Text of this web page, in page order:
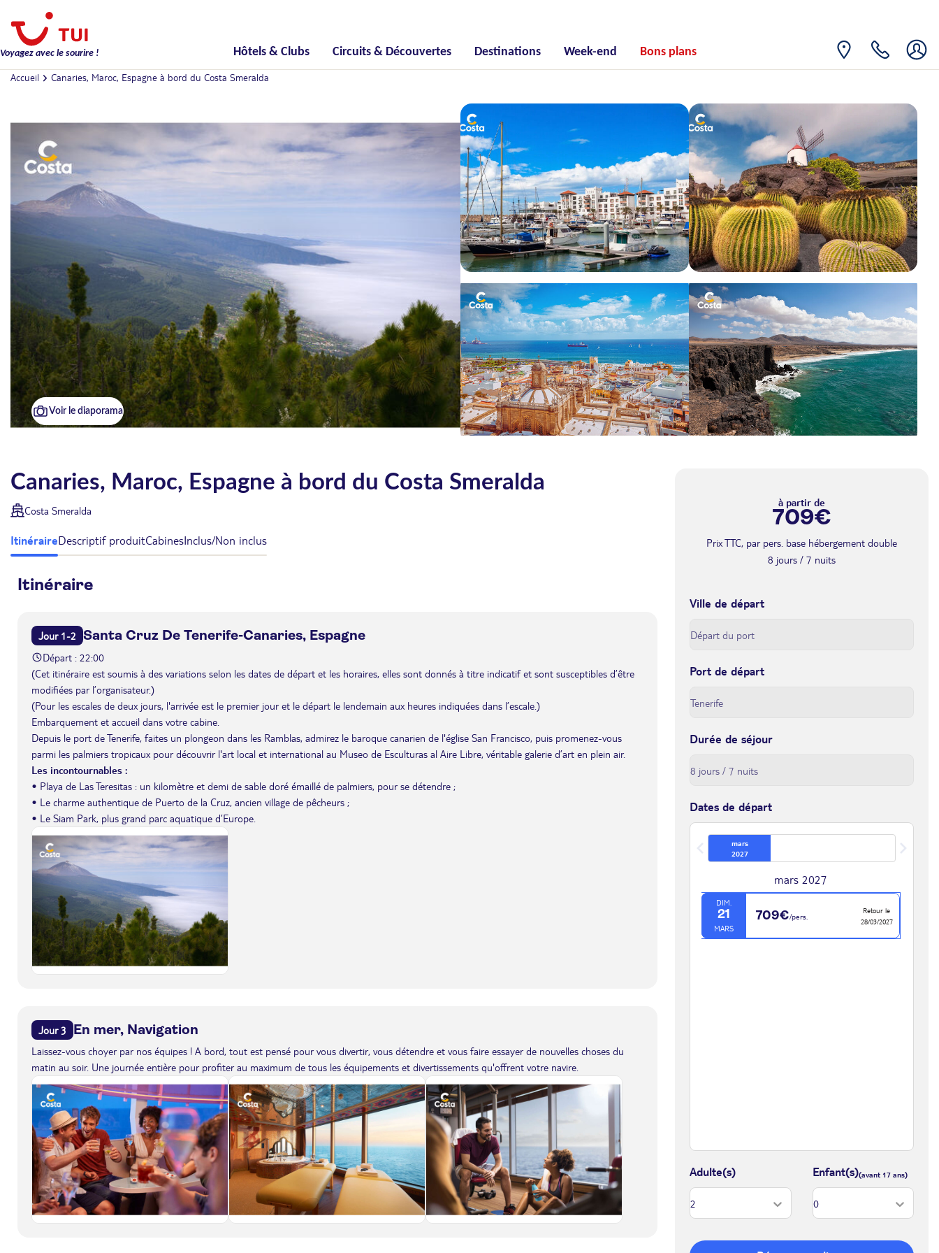
Voyagez avec le sourire ! Hôtels & Clubs Circuits & Découvertes Destinations Week-end Bons plans
Accueil Canaries, Maroc, Espagne à bord du Costa Smeralda
Voir le diaporama
Canaries, Maroc, Espagne à bord du Costa Smeralda
Costa Smeralda
ItinéraireDescriptif produitCabinesInclus/Non inclus
Itinéraire
Jour 1-2 Santa Cruz De Tenerife-Canaries, Espagne
Départ : 22:00
(Cet itinéraire est soumis à des variations selon les dates de départ et les horaires, elles sont donnés à titre indicatif et sont susceptibles d’être
modifiées par l’organisateur.)
(Pour les escales de deux jours, l'arrivée est le premier jour et le départ le lendemain aux heures indiquées dans l’escale.)
Embarquement et accueil dans votre cabine.
Depuis le port de Tenerife, faites un plongeon dans les Ramblas, admirez le baroque canarien de l'église San Francisco, puis promenez-vous
parmi les palmiers tropicaux pour découvrir l'art local et international au Museo de Esculturas al Aire Libre, véritable galerie d’art en plein air.
Les incontournables :
• Playa de Las Teresitas : un kilomètre et demi de sable doré émaillé de palmiers, pour se détendre ;
• Le charme authentique de Puerto de la Cruz, ancien village de pêcheurs ;
• Le Siam Park, plus grand parc aquatique d’Europe.
Jour 3 En mer, Navigation
Laissez-vous choyer par nos équipes ! A bord, tout est pensé pour vous divertir, vous détendre et vous faire essayer de nouvelles choses du
matin au soir. Une journée entière pour profiter au maximum de tous les équipements et divertissements qu'offrent votre navire.
à partir de
709€
Prix TTC, par pers. base hébergement double
8 jours / 7 nuits
Ville de départ
Port de départ
Durée de séjour
Dates de départ
mars
2027
mars 2027
DIM.
21
MARS
709€/pers.
Retour le
28/03/2027
Adulte(s) Enfant(s)